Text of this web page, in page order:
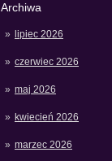
Archiwa
lipiec 2026
czerwiec 2026
maj 2026
kwiecień 2026
marzec 2026